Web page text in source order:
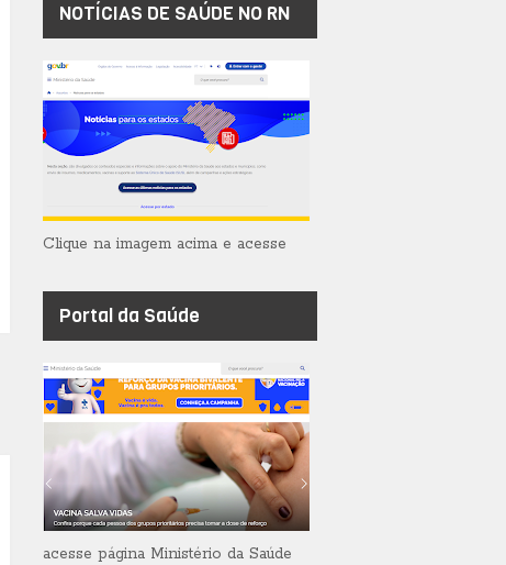
NOTÍCIAS DE SAÚDE NO RN
Clique na imagem acima e acesse
Portal da Saúde
acesse página Ministério da Saúde